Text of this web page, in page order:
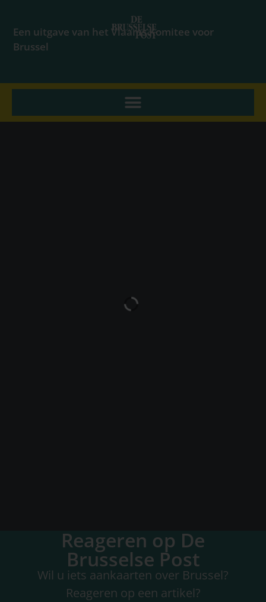
Een uitgave van het Vlaams Komitee voor
Brussel
Reageren op De
Brusselse Post
Wil u iets aankaarten over Brussel?
Reageren op een artikel?